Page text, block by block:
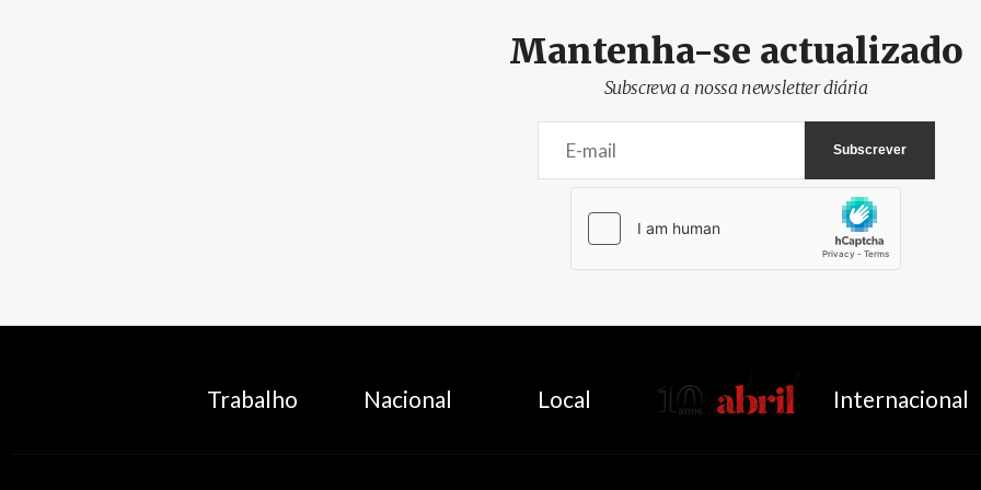
Mantenha-se actualizado
Subscreva a nossa newsletter diária
Trabalho Nacional Local AbrilAbril Internacional